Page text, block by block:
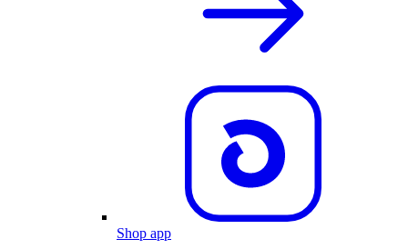
Shop app